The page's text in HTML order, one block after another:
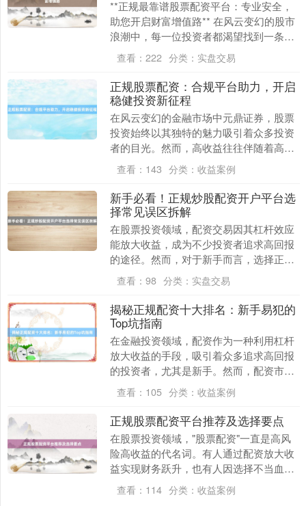
**正规最靠谱股票配资平台：专业安全，
助您开启财富增值路** 在风云变幻的股市
浪潮中，每一位投资者都渴望找到一条稳
健且高效的财富增值路径。股票配资，作
为一种利用....
查看： 222 分类： 实盘交易
正规股票配资：合规平台助力，开启
稳健投资新征程
在风云变幻的金融市场中元鼎证券，股票
投资始终以其独特的魅力吸引着众多投资
者的目光。然而，高收益往往伴随着高风
险，如何在追求收益的同时有效控制风
险，成为每一位投资....
查看： 143 分类： 收益案例
新手必看！正规炒股配资开户平台选
择常见误区拆解
在股票投资领域，配资交易因其杠杆效应
能放大收益，成为不少投资者追求高回报
的途径。然而，对于新手而言，选择正规
炒股配资开户平台的过程充满挑战，稍有
不慎便可能陷入误....
查看： 98 分类： 实盘交易
揭秘正规配资十大排名：新手易犯的
Top坑指南
在金融投资领域，配资作为一种利用杠杆
放大收益的手段，吸引着众多追求高回报
的投资者，尤其是新手。然而，配资市场
鱼龙混杂，规则复杂，新手由于缺乏经验
和风险意识，往往....
查看： 105 分类： 收益案例
正规股票配资平台推荐及选择要点
在股票投资领域，"股票配资"一直是高风
险高收益的代名词。有人通过配资放大收
益实现财务跃升，也有人因选择不当血本
无归。本文将结合2023年最新行业数据与
独家案例，....
查看： 114 分类： 收益案例